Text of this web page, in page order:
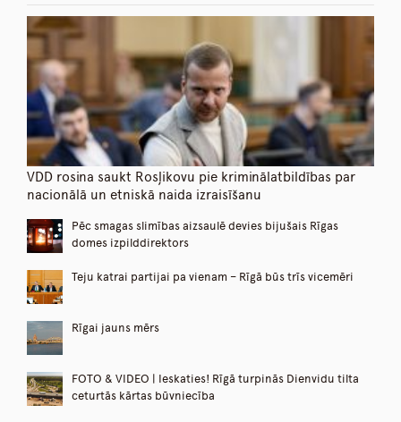
VDD rosina saukt Rosļikovu pie kriminālatbildības par
nacionālā un etniskā naida izraisīšanu
Pēc smagas slimības aizsaulē devies bijušais Rīgas
domes izpilddirektors
Teju katrai partijai pa vienam – Rīgā būs trīs vicemēri
Rīgai jauns mērs
FOTO & VIDEO | Ieskaties! Rīgā turpinās Dienvidu tilta
ceturtās kārtas būvniecība